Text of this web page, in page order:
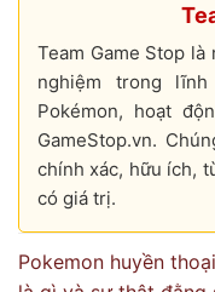
Team Game Stop
nghiệm trong
Pokémon, hoạt
GameStop.vn.
chính xác, hữu ích,
có giá trị.
Pokemon huyền